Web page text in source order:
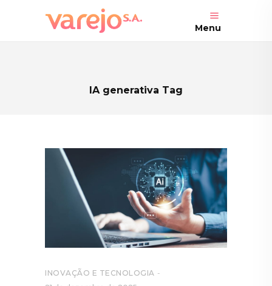
Menu
IA generativa Tag
INOVAÇÃO E TECNOLOGIA